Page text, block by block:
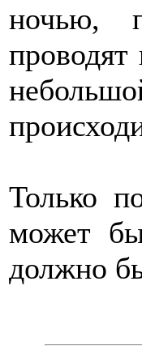
ночью,
Только
может
должно